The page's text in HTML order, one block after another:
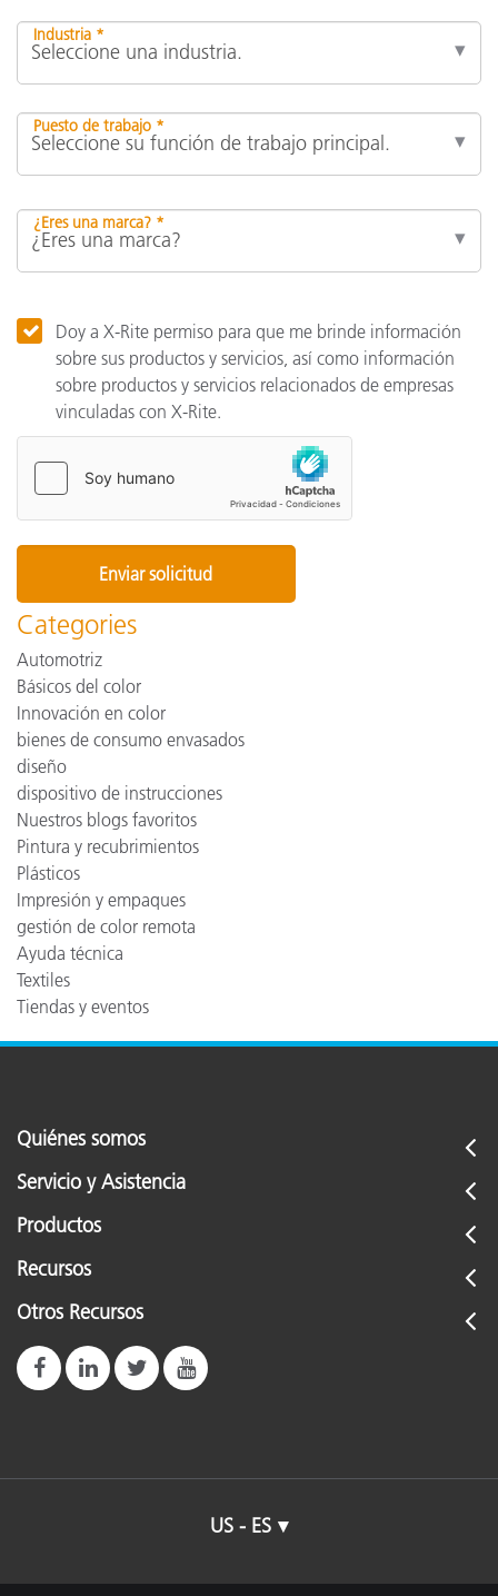
Industria *
Puesto de trabajo *
¿Eres una marca? *
Doy a X-Rite permiso para que me brinde información
sobre sus productos y servicios, así como información
sobre productos y servicios relacionados de empresas
vinculadas con X-Rite.
Categories
Automotriz
Básicos del color
Innovación en color
bienes de consumo envasados
diseño
dispositivo de instrucciones
Nuestros blogs favoritos
Pintura y recubrimientos
Plásticos
Impresión y empaques
gestión de color remota
Ayuda técnica
Textiles
Tiendas y eventos
Quiénes somos
Servicio y Asistencia
Productos
Recursos
Otros Recursos
US - ES